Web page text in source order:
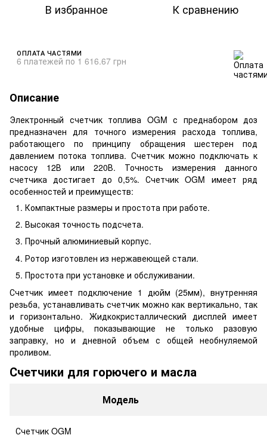
В избранное К сравнению
ОПЛАТА ЧАСТЯМИ
6 платежей по 1 616.67 грн
Описание
Электронный счетчик топлива OGM с преднабором доз
предназначен для точного измерения расхода топлива,
работающего по принципу обращения шестерен под
давлением потока топлива. Счетчик можно подключать к
насосу 12В или 220В. Точность измерения данного
счетчика достигает до 0,5%. Счетчик OGM имеет ряд
особенностей и преимуществ:
Компактные размеры и простота при работе.
Высокая точность подсчета.
Прочный алюминиевый корпус.
Ротор изготовлен из нержавеющей стали.
Простота при установке и обслуживании.
Счетчик имеет подключение 1 дюйм (25мм), внутренняя
резьба, устанавливать счетчик можно как вертикально, так
и горизонтально. Жидкокристаллический дисплей имеет
удобные цифры, показывающие не только разовую
заправку, но и дневной объем с общей необнуляемой
проливом.
Счетчики для горючего и масла
Модель
Счетчик OGM